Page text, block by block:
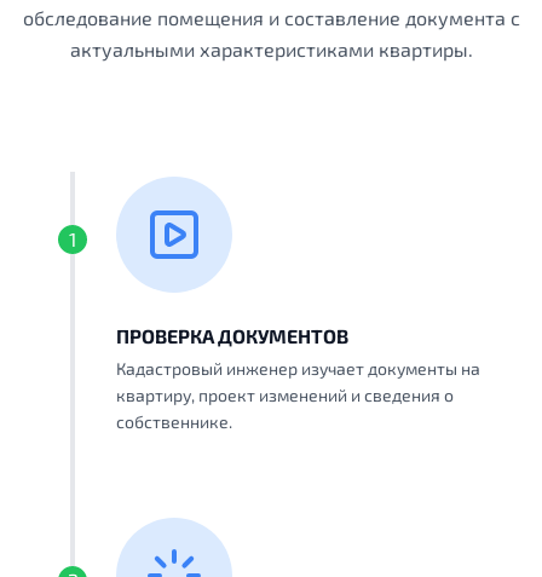
обследование помещения и составление документа с
актуальными характеристиками квартиры.
1
ПРОВЕРКА ДОКУМЕНТОВ
Кадастровый инженер изучает документы на
квартиру, проект изменений и сведения о
собственнике.